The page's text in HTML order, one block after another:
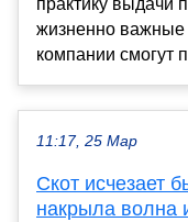
практику выдачи
жизненно важные
компании смогут
11:17, 25 Мар
Скот исчезает
накрыла волна